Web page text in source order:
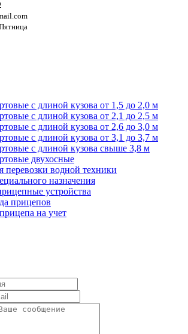
с длиной кузова от 1,5 до 2,0 м
с длиной кузова от 2,1 до 2,5 м
с длиной кузова от 2,6 до 3,0 м
с длиной кузова от 3,1 до 3,7 м
с длиной кузова свыше 3,8 м
двухосные
водной техники
назначения
устройства
прицепов
на учет